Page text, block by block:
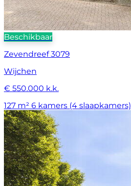
Beschikbaar
Zevendreef 3079
Wijchen
€ 550.000 k.k.
127 m² 6 kamers (4 slaapkamers)